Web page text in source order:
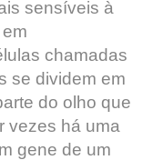
sensíveis à
chamadas
se dividem em
do olho que
vezes há uma
gene de um